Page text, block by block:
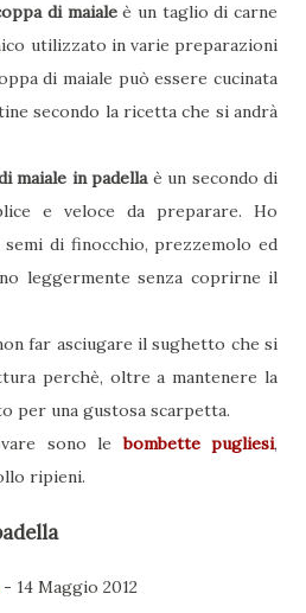
di maialeè un taglio di carne
utilizzato in varie preparazioni
di maiale può essere cucinata
secondo la ricetta che si andrà
maiale in padellaè un secondo di
e veloce da preparare. Ho
di finocchio, prezzemolo ed
leggermente senza coprirne il
far asciugare il sughetto che si
perchè, oltre a mantenere la
per una gustosa scarpetta.
sono lebombette pugliesi,
ripieni.
- 14 Maggio 2012